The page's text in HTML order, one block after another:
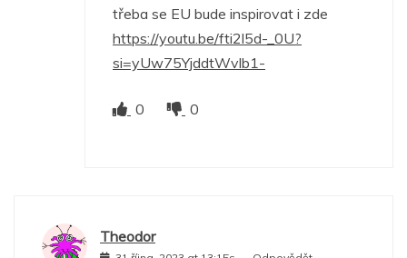
třeba se EU bude inspirovat i zde
https://youtu.be/fti2l5d-_0U?
si=yUw75YjddtWvlb1-
0 0
Theodor